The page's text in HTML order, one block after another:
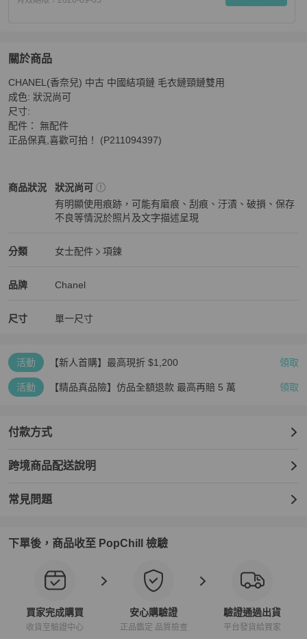
關於商品
關於CHANEL(香奈兒) 中古 中國結項鏈 毛衣鏈頸鏈雙用
CHANEL(香奈兒) 中古 中國結項鏈 毛衣鏈頸鏈雙用
成色: 狀況尚可
尺寸:
配件： 無配件
正品保真,喜歡可拍！ (P211094397)
商品狀況
Chanel女士配件商品狀態與細節
狀況尚可
有明顯使用痕跡，可能有磨痕、刮痕、汙漬、破損、保存
不良等情況於照片及文字描述呈現
分類
Chanel 女士配件分類資訊
女士配件
項鍊
品牌
Chanel 精品女士配件
Chanel
Chanel 推薦清單
尺寸 單一尺寸
活動 【新人首購】最高現折 $1,200 領取
活動 【精品真品險】仿品全額退款 最高再賠 5 萬 領取
付款方式
跨境商品配送說明
常見問題
下單後，商品收至 PopChill 檢驗
買家完成購買
收貨至驗證中心
安心購驗證
正品鑑定 品質檢查
驗證通過出貨
平台發貨給買家